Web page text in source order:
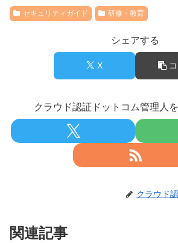
セキュリティガイド 研修・教育
シェアする
X
クラウド認証ドットコム管理人
クラウド
関連記事